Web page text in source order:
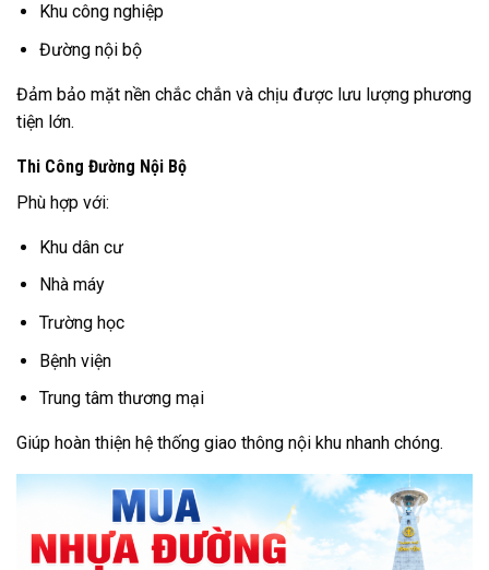
Khu công nghiệp
Đường nội bộ
Đảm bảo mặt nền chắc chắn và chịu được lưu lượng phương
tiện lớn.
Thi Công Đường Nội Bộ
Phù hợp với:
Khu dân cư
Nhà máy
Trường học
Bệnh viện
Trung tâm thương mại
Giúp hoàn thiện hệ thống giao thông nội khu nhanh chóng.